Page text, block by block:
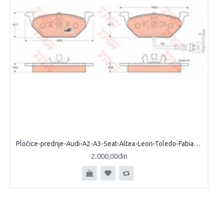
Pločice-prednje-Audi-A2-A3-Seat-Altea-Leon-Toledo-Fabia-Octavia-Roomster-Yeti-Bora-CAddy-Golf-IV-V-VI-Jetta-III-Polo-sa-indikatorom
2.000,00din